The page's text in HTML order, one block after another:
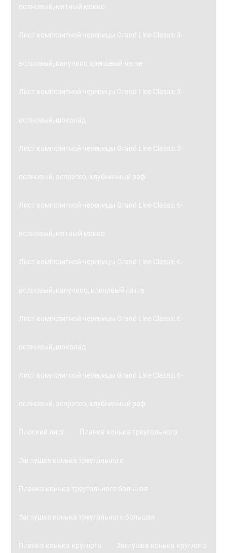
волновый, мятный мокко
Лист композитной черепицы Grand Line Classic 3-
волновый, капучино кленовый латте
Лист композитной черепицы Grand Line Classic 3-
волновый, шоколад
Лист композитной черепицы Grand Line Classic 3-
волновый, эспрессо, клубничный раф
Лист композитной черепицы Grand Line Classic 6-
волновый, мятный мокко
Лист композитной черепицы Grand Line Classic 6-
волновый, капучино, кленовый латте
Лист композитной черепицы Grand Line Classic 6-
волновый, шоколад
Лист композитной черепицы Grand Line Classic 6-
волновый, эспрессо, клубничный раф
Плоский лист Планка конька треугольного
Заглушка конька треугольного
Планка конька треугольного большая
Заглушка конька треугольного большая
Планка конька круглого Заглушка конька круглого